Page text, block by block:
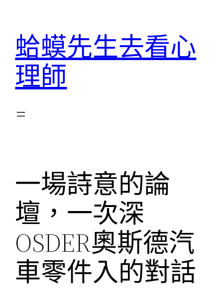
蛤蟆先生去看心
理師
一場詩意的論
壇，一次深
OSDER奧斯德汽
車零件入的對話